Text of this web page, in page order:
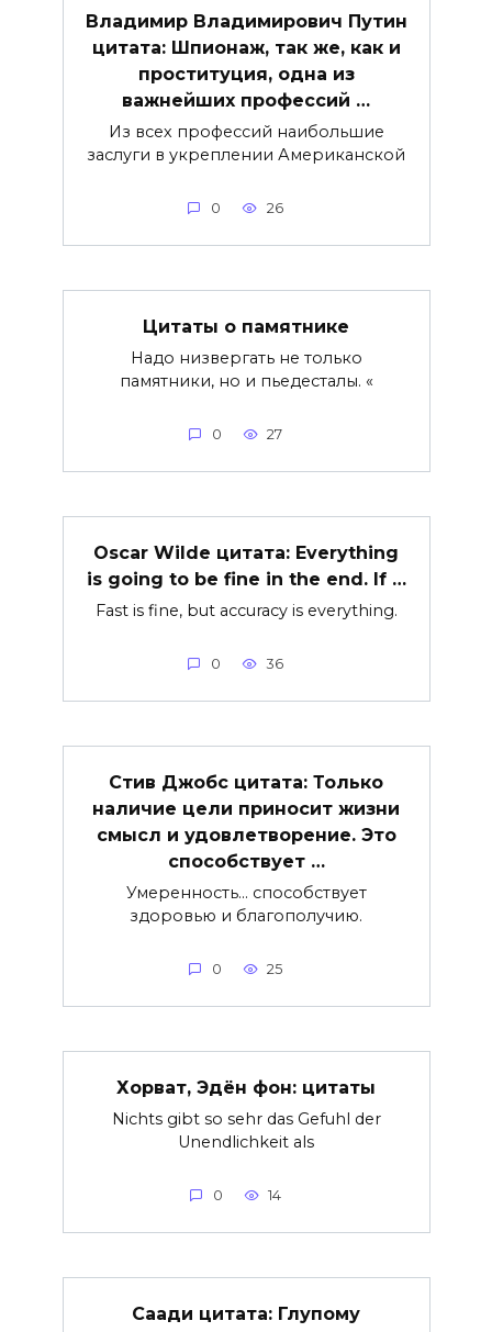
Владимир Владимирович Путин
цитата: Шпионаж, так же, как и
проституция, одна из
важнейших профессий …
Из всех профессий наибольшие
заслуги в укреплении Американской
0 26
Цитаты о памятнике
Надо низвергать не только
памятники, но и пьедесталы. «
0 27
Oscar Wilde цитата: Everything
is going to be fine in the end. If …
Fast is fine, but accuracy is everything.
0 36
Стив Джобс цитата: Только
наличие цели приносит жизни
смысл и удовлетворение. Это
способствует …
Умеренность… способствует
здоровью и благополучию.
0 25
Хорват, Эдён фон: цитаты
Nichts gibt so sehr das Gefuhl der
Unendlichkeit als
0 14
Саади цитата: Глупому